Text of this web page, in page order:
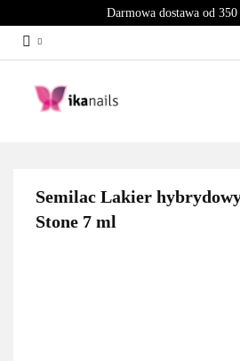
Darmowa dostawa od
Semilac Lakier
Stone 7 ml